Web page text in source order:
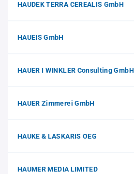
HAUDEK TERRA CEREALIS GmbH
HAUEIS GmbH
HAUER I WINKLER Consulting GmbH
HAUER Zimmerei GmbH
HAUKE & LASKARIS OEG
HAUMER MEDIA LIMITED